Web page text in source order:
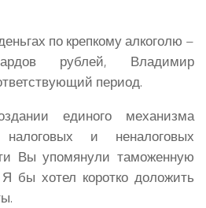
по крепкому алкоголю –
рублей, Владимир
период.
единого механизма
налоговых и неналоговых
Вы упомянули таможенную
бы хотел коротко доложить